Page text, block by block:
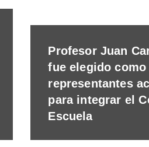
Profesor Juan
fue elegido
representantes
para integrar el
Escuela